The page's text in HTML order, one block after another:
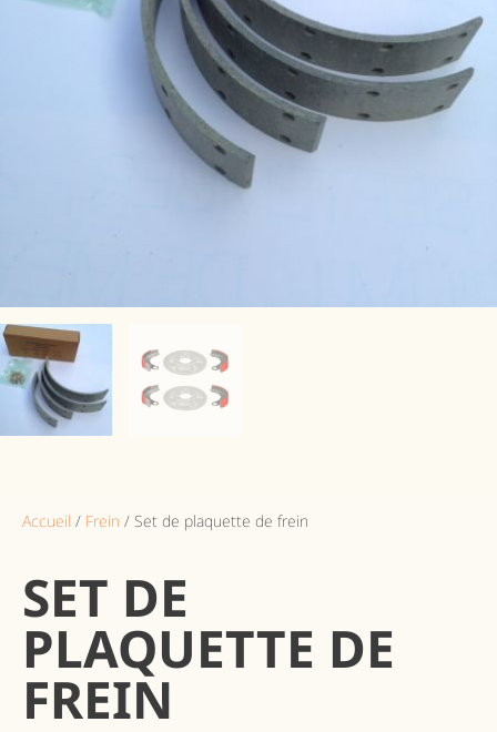
Accueil / Frein / Set de plaquette de frein
SET DE
PLAQUETTE DE
FREIN